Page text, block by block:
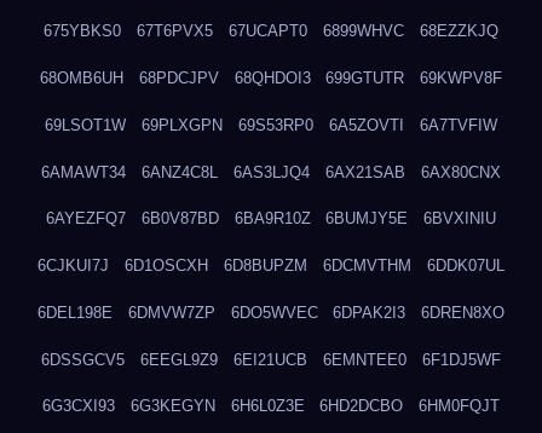
675YBKS0 67T6PVX5 67UCAPT0 6899WHVC 68EZZKJQ
68OMB6UH 68PDCJPV 68QHDOI3 699GTUTR 69KWPV8F
69LSOT1W 69PLXGPN 69S53RP0 6A5ZOVTI 6A7TVFIW
6AMAWT34 6ANZ4C8L 6AS3LJQ4 6AX21SAB 6AX80CNX
6AYEZFQ7 6B0V87BD 6BA9R10Z 6BUMJY5E 6BVXINIU
6CJKUI7J 6D1OSCXH 6D8BUPZM 6DCMVTHM 6DDK07UL
6DEL198E 6DMVW7ZP 6DO5WVEC 6DPAK2I3 6DREN8XO
6DSSGCV5 6EEGL9Z9 6EI21UCB 6EMNTEE0 6F1DJ5WF
6G3CXI93 6G3KEGYN 6H6L0Z3E 6HD2DCBO 6HM0FQJT